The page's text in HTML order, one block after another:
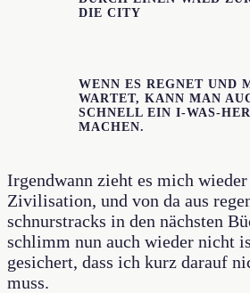
DIE CITY
WENN ES REGNET UND
WARTET, KANN MAN
SCHNELL EIN I-WAS-
MACHEN.
Irgendwann zieht es mich
Zivilisation, und von da aus
schnurstracks in den nächsten
schlimm nun auch wieder nicht
gesichert, dass ich kurz darauf
muss.